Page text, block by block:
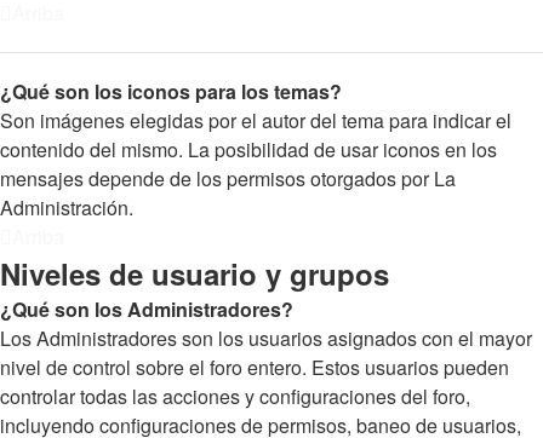
¿Qué son los iconos para los temas?
Son imágenes elegidas por el autor del tema para indicar el
contenido del mismo. La posibilidad de usar iconos en los
mensajes depende de los permisos otorgados por La
Administración.
Niveles de usuario y grupos
¿Qué son los Administradores?
Los Administradores son los usuarios asignados con el mayor
nivel de control sobre el foro entero. Estos usuarios pueden
controlar todas las acciones y configuraciones del foro,
incluyendo configuraciones de permisos, baneo de usuarios,